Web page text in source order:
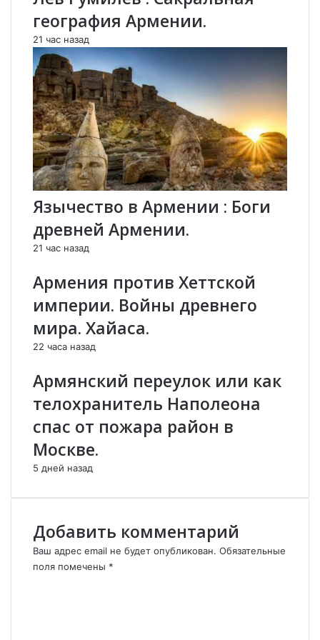
й
д
а
р
А
л
и
з
а
д
е
о
л
у
А
е
в
и
т
е
ь
Г
а
р
е
г
и
н
Н
ж
география Армении.
21 час назад
Язычество в Армении : Боги
древней Армении.
21 час назад
Армения против Хеттской
империи. Войны древнего
мира. Хайаса.
22 часа назад
Армянский переулок или как
телохранитель Наполеона
спас от пожара район в
Москве.
5 дней назад
Добавить комментарий
Ваш адрес email не будет опубликован. Обязательные
поля помечены *